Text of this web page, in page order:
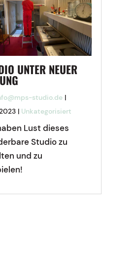
UNTER NEUER
studio.de |
| Unkategorisiert
Lust dieses
Studio zu
und zu